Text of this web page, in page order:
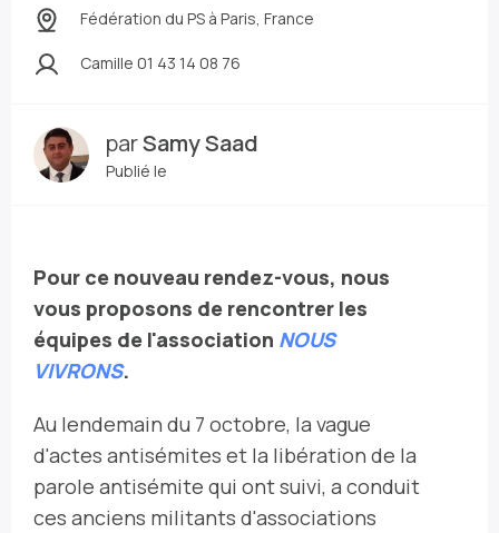
Fédération du PS à Paris, France
Camille 01 43 14 08 76
parSamy Saad
Publié le
Pour ce nouveau rendez-vous, nous
vous proposons de rencontrer les
équipes de l'association NOUS
VIVRONS.
Au lendemain du 7 octobre, la vague
d'actes antisémites et la libération de la
parole antisémite qui ont suivi, a conduit
ces anciens militants d'associations